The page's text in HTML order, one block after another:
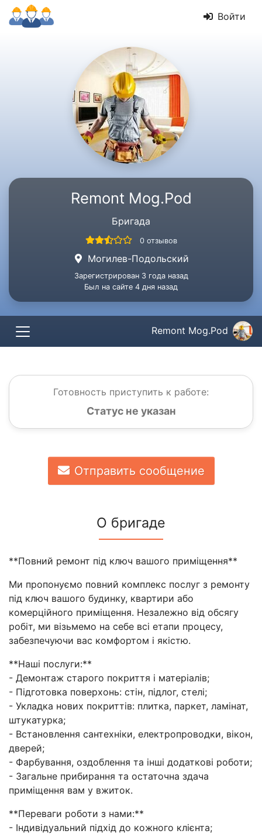
Войти
Remont Mog.Pod
Бригада
0 отзывов
Могилев-Подольский
Зарегистрирован 3 года назад
Был на сайте 4 дня назад
Remont Mog.Pod
Готовность приступить к работе:
Статус не указан
Отправить сообщение
О бригаде
**Повний ремонт під ключ вашого приміщення**
Ми пропонуємо повний комплекс послуг з ремонту
під ключ вашого будинку, квартири або
комерційного приміщення. Незалежно від обсягу
робіт, ми візьмемо на себе всі етапи процесу,
забезпечуючи вас комфортом і якістю.
**Наші послуги:**
- Демонтаж старого покриття і матеріалів;
- Підготовка поверхонь: стін, підлог, стелі;
- Укладка нових покриттів: плитка, паркет, ламінат,
штукатурка;
- Встановлення сантехніки, електропроводки, вікон,
дверей;
- Фарбування, оздоблення та інші додаткові роботи;
- Загальне прибирання та остаточна здача
приміщення вам у вжиток.
**Переваги роботи з нами:**
- Індивідуальний підхід до кожного клієнта;